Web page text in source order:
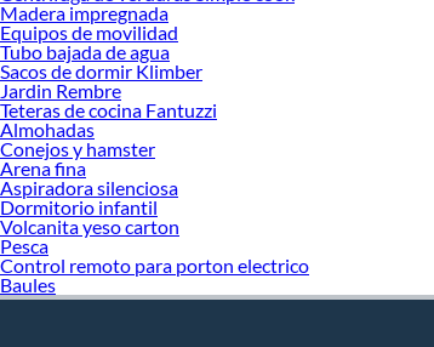
Madera impregnada
Equipos de movilidad
Tubo bajada de agua
Sacos de dormir Klimber
Jardin Rembre
Teteras de cocina Fantuzzi
Almohadas
Conejos y hamster
Arena fina
Aspiradora silenciosa
Dormitorio infantil
Volcanita yeso carton
Pesca
Control remoto para porton electrico
Baules